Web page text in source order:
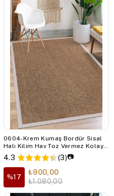
0604-Krem Kumaş Bordür Sisal
Halı Kilim Hav Toz Vermez Kolay
Temizlenen Hasır Kilim
4.3 (3)📷
%17
₺900,00
₺1.080,00